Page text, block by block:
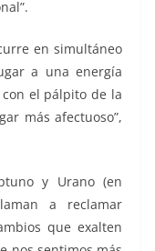
en simultáneo
a una energía
el pálpito de la
más afectuoso”,
y Urano (en
a reclamar
que exalten